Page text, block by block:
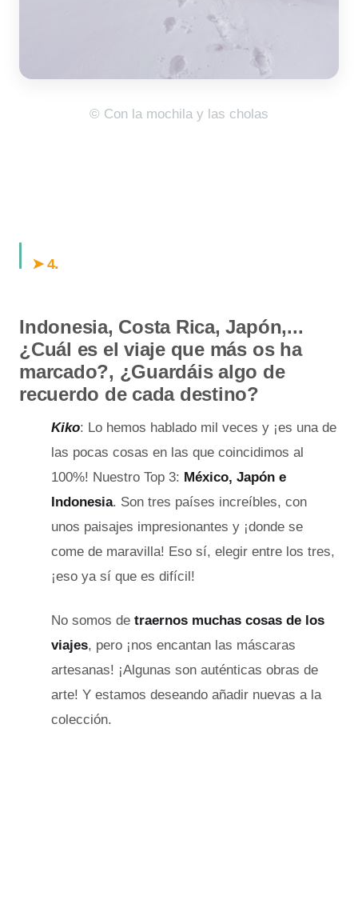
© Con la mochila y las cholas
➤ 4.
Indonesia, Costa Rica, Japón,...
¿Cuál es el viaje que más os ha
marcado?, ¿Guardáis algo de
recuerdo de cada destino?
Kiko: Lo hemos hablado mil veces y ¡es una de
las pocas cosas en las que coincidimos al
100%! Nuestro Top 3: México, Japón e
Indonesia. Son tres países increíbles, con
unos paisajes impresionantes y ¡donde se
come de maravilla! Eso sí, elegir entre los tres,
¡eso ya sí que es difícil!
No somos de traernos muchas cosas de los
viajes, pero ¡nos encantan las máscaras
artesanas! ¡Algunas son auténticas obras de
arte! Y estamos deseando añadir nuevas a la
colección.